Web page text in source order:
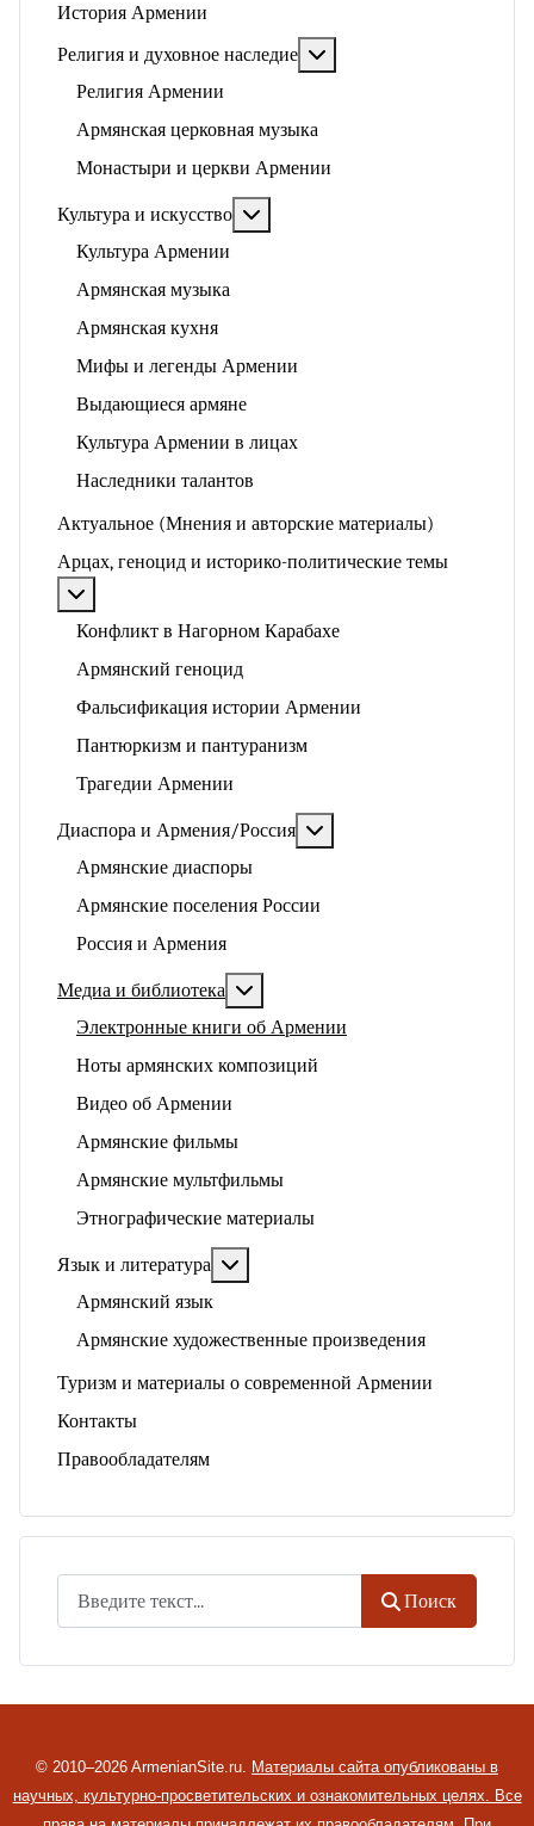
История Армении
Религия и духовное наследие
Религия Армении
Армянская церковная музыка
Монастыри и церкви Армении
Культура и искусство
Культура Армении
Армянская музыка
Армянская кухня
Мифы и легенды Армении
Выдающиеся армяне
Культура Армении в лицах
Наследники талантов
Актуальное (Мнения и авторские материалы)
Арцах, геноцид и историко-политические темы
Конфликт в Нагорном Карабахе
Армянский геноцид
Фальсификация истории Армении
Пантюркизм и пантуранизм
Трагедии Армении
Диаспора и Армения/Россия
Армянские диаспоры
Армянские поселения России
Россия и Армения
Медиа и библиотека
Электронные книги об Армении
Ноты армянских композиций
Видео об Армении
Армянские фильмы
Армянские мультфильмы
Этнографические материалы
Язык и литература
Армянский язык
Армянские художественные произведения
Туризм и материалы о современной Армении
Контакты
Правообладателям
Поиск
© 2010–2026 ArmenianSite.ru. Материалы сайта опубликованы в
научных, культурно-просветительских и ознакомительных целях. Все